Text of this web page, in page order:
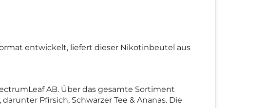
entwickelt, liefert dieser Nikotinbeutel aus
AB. Über das gesamte Sortiment
Pfirsich, Schwarzer Tee & Ananas. Die